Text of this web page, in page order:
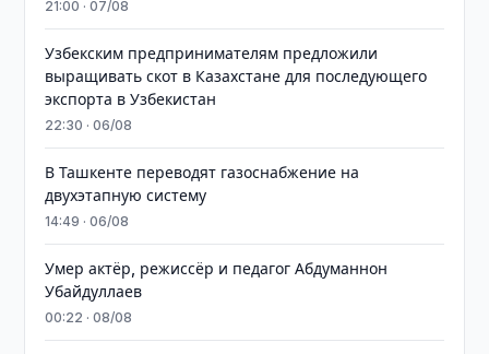
21:00 · 07/08
Узбекским предпринимателям предложили
выращивать скот в Казахстане для последующего
экспорта в Узбекистан
22:30 · 06/08
В Ташкенте переводят газоснабжение на
двухэтапную систему
14:49 · 06/08
Умер актёр, режиссёр и педагог Абдуманнон
Убайдуллаев
00:22 · 08/08